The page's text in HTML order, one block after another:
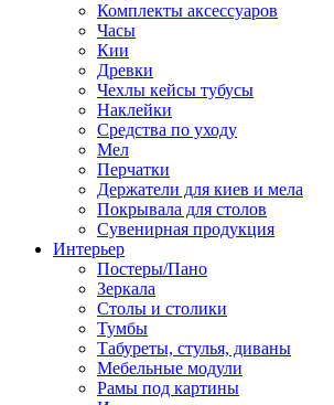
Комплекты аксессуаров
Часы
Кии
Древки
Чехлы кейсы тубусы
Наклейки
Средства по уходу
Мел
Перчатки
Держатели для киев и мела
Покрывала для столов
Сувенирная продукция
Интерьер
Постеры/Пано
Зеркала
Столы и столики
Тумбы
Табуреты, стулья, диваны
Мебельные модули
Рамы под картины